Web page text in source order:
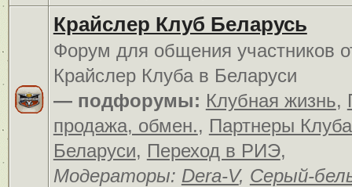
Крайслер Клуб Беларусь
Форум для общения участников
Крайслер Клуба в Беларуси
— подфорумы: Клубная жизнь,
продажа, обмен., Партнеры
Беларуси, Переход в РИЭ,
Модераторы: Dera-V, Серый-